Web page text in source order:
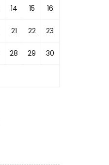
14 15 16
21 22 23
28 29 30